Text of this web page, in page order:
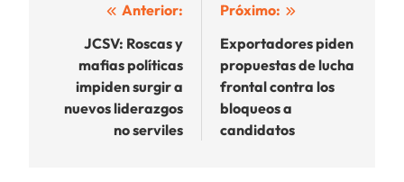
Navegación
entradas
Anterior:
JCSV: Roscas y
mafias políticas
impiden surgir a
nuevos liderazgos
no serviles
Próximo:
Exportadores piden
propuestas de lucha
frontal contra los
bloqueos a
candidatos